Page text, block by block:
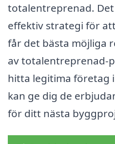
totalentreprenad.
effektiv strategi för
får det bästa möjliga
av totalentreprenad-
hitta legitima företag
kan ge dig de
för ditt nästa